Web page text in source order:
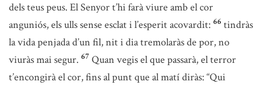
dels teus peus. El Senyor t’hi farà viure amb el cor
anguniós, els ulls sense esclat i l’esperit acovardit: 66 tindràs
la vida penjada d’un fil, nit i dia tremolaràs de por, no
viuràs mai segur. 67 Quan vegis el que passarà, el terror
t’encongirà el cor, fins al punt que al matí diràs: “Qui